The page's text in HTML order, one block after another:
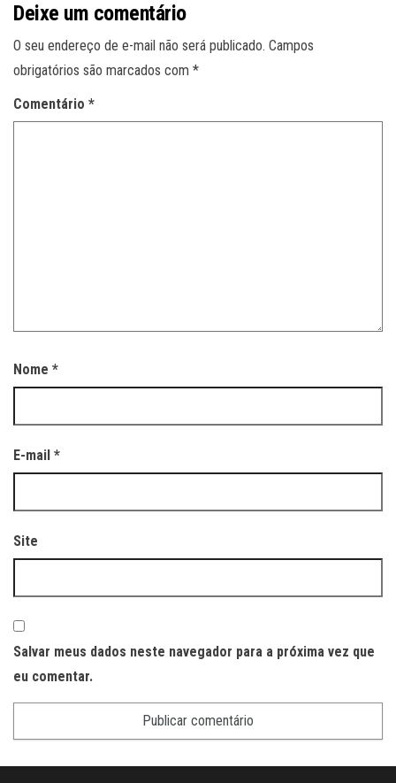
Deixe um comentário
O seu endereço de e-mail não será publicado. Campos
obrigatórios são marcados com *
Comentário *
Nome *
E-mail *
Site
Salvar meus dados neste navegador para a próxima vez que
eu comentar.